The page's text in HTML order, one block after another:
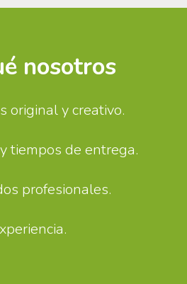
nosotros
original y creativo.
tiempos de entrega.
profesionales.